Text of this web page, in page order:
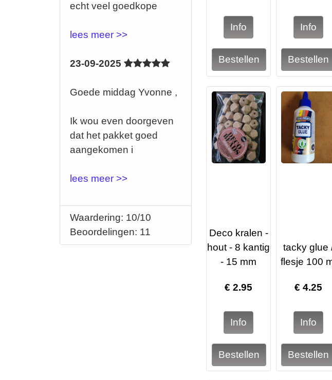
echt veel goedkope
lees meer >>
23-09-2025
Goede middag Yvonne ,
Ik wou even doorgeven
dat het pakket goed
aangekomen i
lees meer >>
Waardering: 10/10
Beoordelingen: 11
Deco kralen -
hout - 8 kantig
- 15 mm
€2.95
tacky glue
flesje 100
€ 4.25